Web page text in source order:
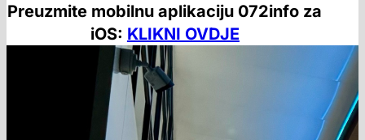
Preuzmite mobilnu aplikaciju 072info za
iOS: KLIKNI OVDJE